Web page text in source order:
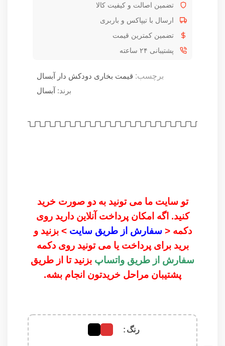
تضمین اصالت و کیفیت کالا
ارسال با تیپاکس و باربری
تضمین کمترین قیمت
پشتیبانی ۲۴ ساعته
برچسب: قیمت بخاری دودکش دار آبسال
برند: آبسال
تو سایت ما می تونید به دو صورت خرید
کنید. اگه امکان پرداخت آنلاین دارید روی
دکمه <سفارش از طریق سایت> بزنید و
برید برای پرداخت یا می تونید روی دکمه
سفارش از طریق واتساپ بزنید تا از طریق
پشتیبان مراحل خریدتون انجام بشه.
رنگ